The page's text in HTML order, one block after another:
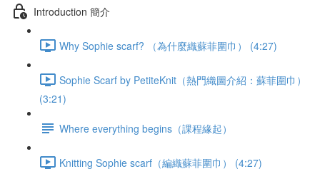
Introduction 簡介
Why Sophie scarf? （為什麼織蘇菲圍巾） (4:27)
Sophie Scarf by PetiteKnit（熱門織圖介紹：蘇菲圍巾）
(3:21)
Where everything begins（課程緣起）
Knitting Sophie scarf（編織蘇菲圍巾） (4:27)